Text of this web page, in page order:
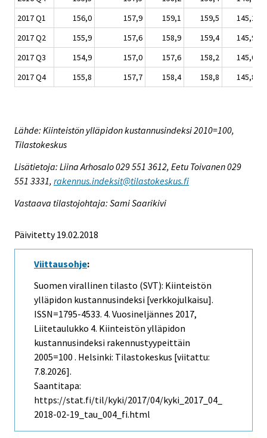
2017 Q1
156,0 157,9 159,1 159,5
145,2
2017 Q2
155,9 157,6 158,9 159,4
145,9
2017 Q3
154,9 157,0 157,6 158,2
145,0
2017 Q4
155,8 157,7 158,4 158,8 145,8
Lähde: Kiinteistön ylläpidon kustannusindeksi 2010=100,
Tilastokeskus
Lisätietoja: Liina Arhosalo 029 551 3612, Eetu Toivanen 029
551 3331, rakennus.indeksit@tilastokeskus.fi
Vastaava tilastojohtaja: Sami Saarikivi
Päivitetty 19.02.2018
Viittausohje:
Suomen virallinen tilasto (SVT): Kiinteistön
ylläpidon kustannusindeksi [verkkojulkaisu].
ISSN=1795-4533. 4. Vuosineljännes 2017,
Liitetaulukko 4. Kiinteistön ylläpidon
kustannusindeksi rakennustyypeittäin
2005=100 . Helsinki: Tilastokeskus [viitattu:
7.8.2026].
Saantitapa:
https://stat.fi/til/kyki/2017/04/kyki_2017_04_
2018-02-19_tau_004_fi.html